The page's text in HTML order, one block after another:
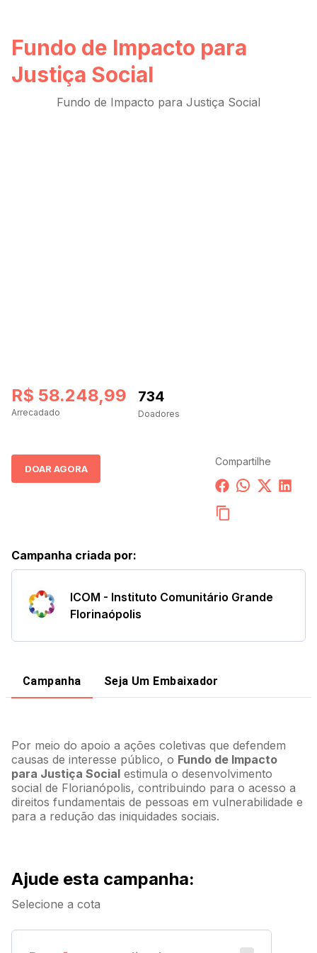
Fundo de Impacto para
Justiça Social
Fundo de Impacto para Justiça Social
R$ 58.248,99
Arrecadado
734
Doadores
DOAR AGORA
Compartilhe
Campanha criada por:
ICOM - Instituto Comunitário Grande
Florinaópolis
Campanha Seja Um Embaixador
Por meio do apoio a ações coletivas que defendem
causas de interesse público, o Fundo de Impacto
para Justiça Social estimula o desenvolvimento
social de Florianópolis, contribuindo para o acesso a
direitos fundamentais de pessoas em vulnerabilidade e
para a redução das iniquidades sociais.
Ajude esta campanha:
Selecione a cota